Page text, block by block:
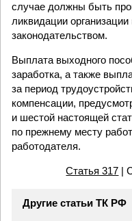
случае должны быть
ликвидации
законодательством.
Выплата выходного
заработка, а также
за период
компенсации,
и шестой настоящей
по прежнему месту
работодателя.
Статья 317 |
Другие статьи ТК РФ